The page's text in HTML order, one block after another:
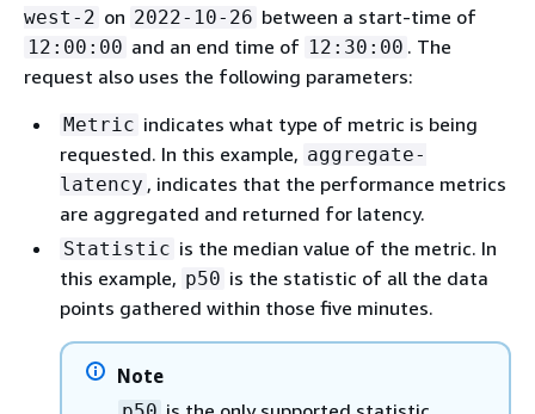
west-2 on 2022-10-26 between a start-time of
12:00:00 and an end time of 12:30:00 . The
request also uses the following parameters:
Metric indicates what type of metric is being
requested. In this example, aggregate-
latency , indicates that the performance metrics
are aggregated and returned for latency.
Statistic is the median value of the metric. In
this example, p50 is the statistic of all the data
points gathered within those five minutes.
Note